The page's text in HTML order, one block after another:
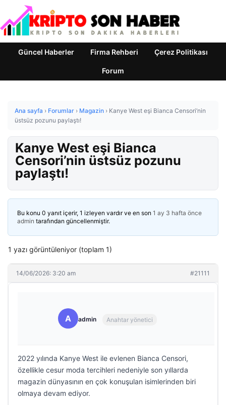
Güncel Haberler Firma Rehberi Çerez Politikası
Forum
Ana sayfa › Forumlar › Magazin › Kanye West eşi Bianca Censori’nin
üstsüz pozunu paylaştı!
Kanye West eşi Bianca
Censori’nin üstsüz pozunu
paylaştı!
Bu konu 0 yanıt içerir, 1 izleyen vardır ve en son 1 ay 3 hafta önce
admin tarafından güncellenmiştir.
1 yazı görüntüleniyor (toplam 1)
14/06/2026: 3:20 am #21111
A admin Anahtar yönetici
2022 yılında Kanye West ile evlenen Bianca Censori,
özellikle cesur moda tercihleri nedeniyle son yıllarda
magazin dünyasının en çok konuşulan isimlerinden biri
olmaya devam ediyor.